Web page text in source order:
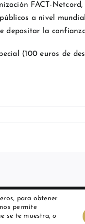
FACT-Netcord,
a nivel
depositar la
(100 euros de
para obtener
permite
se te muestra, o